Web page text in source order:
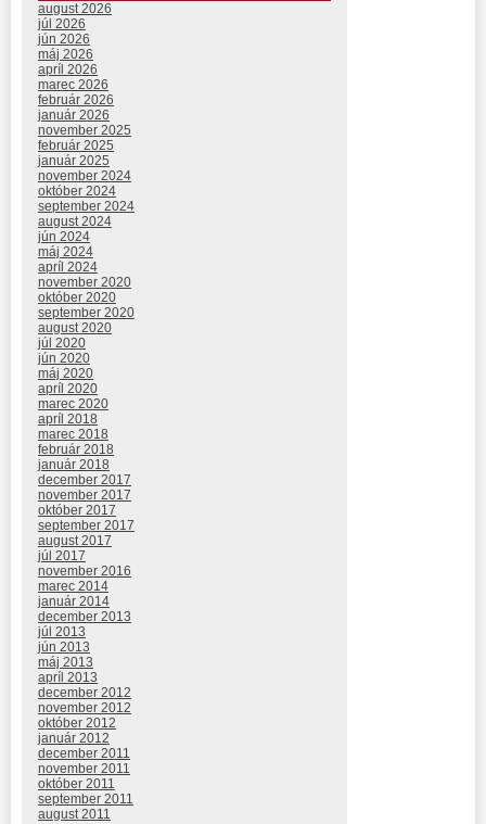
august 2026
júl 2026
jún 2026
máj 2026
apríl 2026
marec 2026
február 2026
január 2026
november 2025
február 2025
január 2025
november 2024
október 2024
september 2024
august 2024
jún 2024
máj 2024
apríl 2024
november 2020
október 2020
september 2020
august 2020
júl 2020
jún 2020
máj 2020
apríl 2020
marec 2020
apríl 2018
marec 2018
február 2018
január 2018
december 2017
november 2017
október 2017
september 2017
august 2017
júl 2017
november 2016
marec 2014
január 2014
december 2013
júl 2013
jún 2013
máj 2013
apríl 2013
december 2012
november 2012
október 2012
január 2012
december 2011
november 2011
október 2011
september 2011
august 2011